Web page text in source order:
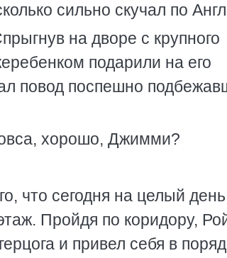
сильно скучал по
на дворе с крупного
подарили на его
повод поспешно
хорошо, Джимми?
что сегодня на целый день
Пройдя по коридору,
и привел себя в